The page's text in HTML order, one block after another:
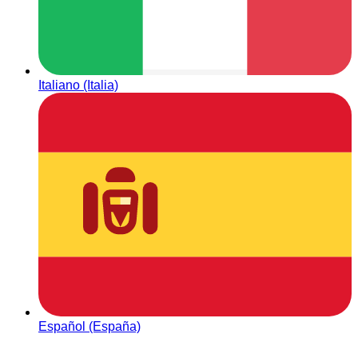
Italiano (Italia)
Español (España)